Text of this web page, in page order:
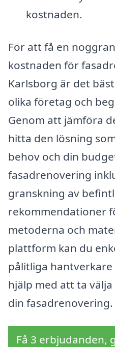
kostnaden.
För att få en
kostnaden för
Karlsborg är det
olika företag och
Genom att jämföra
hitta den lösning
behov och din
fasadrenovering
granskning av
rekommendationer
metoderna och
plattform kan du
pålitliga
hjälp med att ta
din fasadrenovering.
Få 3 erbjudanden,